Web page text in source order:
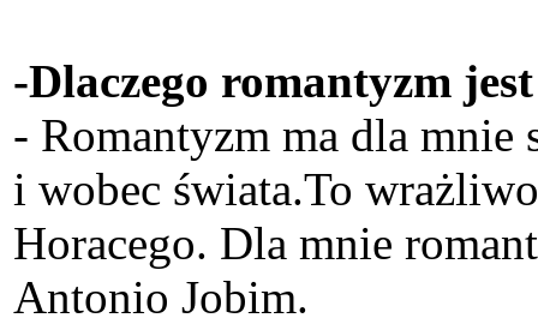
-Dlaczego romantyzm
- Romantyzm ma dla mnie
i wobec świata.To
Horacego. Dla mnie
Antonio Jobim.